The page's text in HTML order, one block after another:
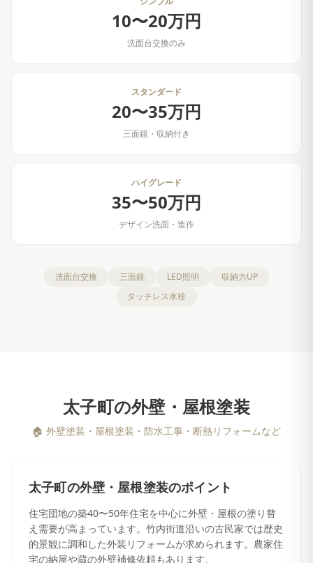
10〜20万円
洗面台交換のみ
スタンダード
20〜35万円
三面鏡・収納付き
ハイグレード
35〜50万円
デザイン洗面・造作
洗面台交換 三面鏡 LED照明
収納力UP
タッチレス水栓
太子町の外壁・屋根塗装
🏠 外壁塗装・屋根塗装・防水工事・断熱リフォームなど
太子町 の外壁・屋根塗装のポイント
住宅団地の築40〜50年住宅を中心に外壁・屋根の塗り替
え需要が高まっています。竹内街道沿いの古民家では歴史
的景観に調和した外装リフォームが求められます。農家住
宅の納屋や蔵の外壁補修依頼もあります。